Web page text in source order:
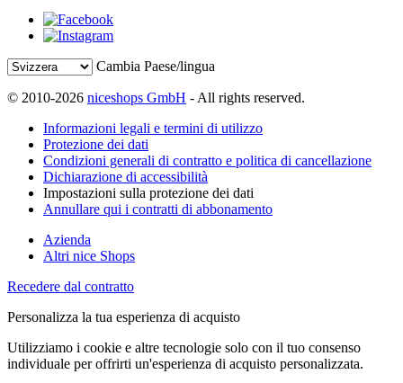
Cambia Paese/lingua
© 2010-2026 niceshops GmbH - All rights reserved.
Informazioni legali e termini di utilizzo
Protezione dei dati
Condizioni generali di contratto e politica di cancellazione
Dichiarazione di accessibilità
Impostazioni sulla protezione dei dati
Annullare qui i contratti di abbonamento
Azienda
Altri nice Shops
Recedere dal contratto
Personalizza la tua esperienza di acquisto
Utilizziamo i cookie e altre tecnologie solo con il tuo consenso
individuale per offrirti un'esperienza di acquisto personalizzata.